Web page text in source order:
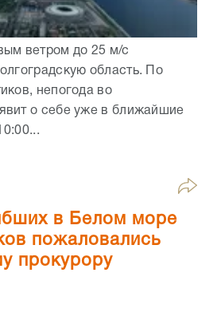
ветром до 25 м/с
область. По
непогода во
о себе уже в ближайшие
в Белом море
пожаловались
прокурору